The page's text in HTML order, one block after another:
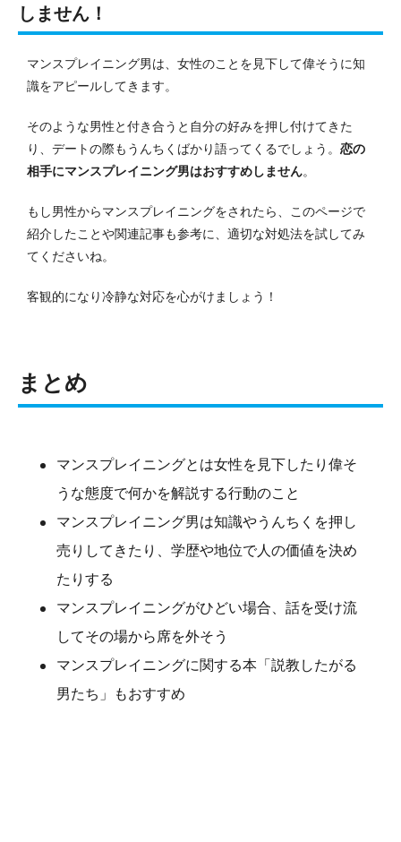
しません！
マンスプレイニング男は、女性のことを見下して偉そうに知
識をアピールしてきます。
そのような男性と付き合うと自分の好みを押し付けてきた
り、デートの際もうんちくばかり語ってくるでしょう。 恋の
相手にマンスプレイニング男はおすすめしません。
もし男性からマンスプレイニングをされたら、このページで
紹介したことや関連記事も参考に、適切な対処法を試してみ
てくださいね。
客観的になり冷静な対応を心がけましょう！
まとめ
マンスプレイニングとは女性を見下したり偉そ
うな態度で何かを解説する行動のこと
マンスプレイニング男は知識やうんちくを押し
売りしてきたり、学歴や地位で人の価値を決め
たりする
マンスプレイニングがひどい場合、話を受け流
してその場から席を外そう
マンスプレイニングに関する本「説教したがる
男たち」もおすすめ